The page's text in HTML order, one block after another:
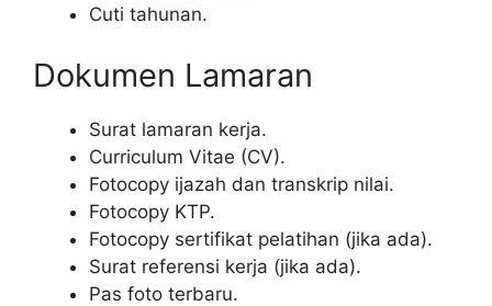
Cuti tahunan.
Dokumen Lamaran
Surat lamaran kerja.
Curriculum Vitae (CV).
Fotocopy ijazah dan transkrip nilai.
Fotocopy KTP.
Fotocopy sertifikat pelatihan (jika ada).
Surat referensi kerja (jika ada).
Pas foto terbaru.